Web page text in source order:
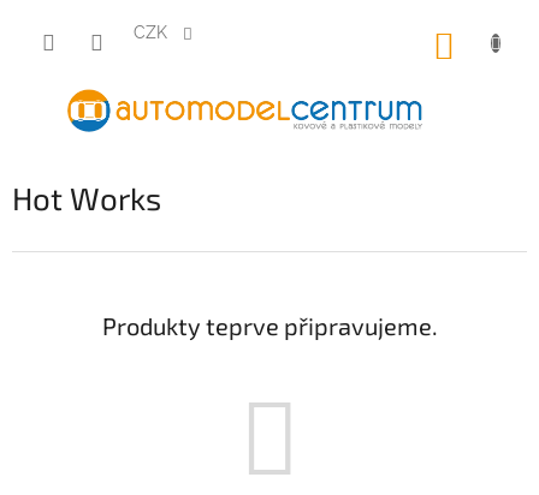
obsah
CZK
Hot Works
Produkty teprve připravujeme.